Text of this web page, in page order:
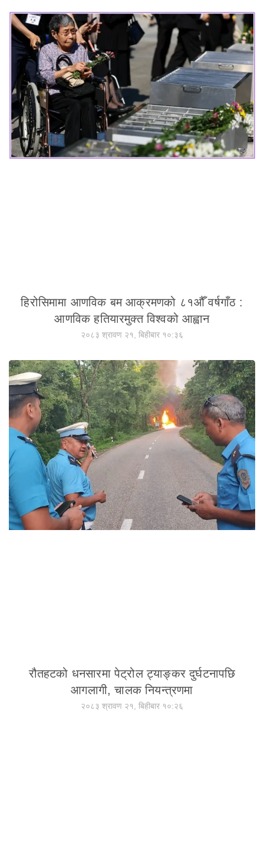
हिरोसिमामा आणविक बम आक्रमणको ८१औँ वर्षगाँठ :
आणविक हतियारमुक्त विश्वको आह्वान
२०८३ श्रावण २१, बिहीबार १०:३६
रौतहटको धनसारमा पेट्रोल ट्याङ्कर दुर्घटनापछि
आगलागी, चालक नियन्त्रणमा
२०८३ श्रावण २१, बिहीबार १०:२६